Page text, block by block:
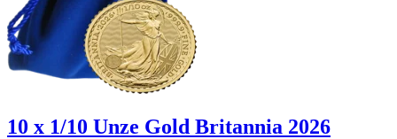
10 x 1/10 Unze Gold Britannia 2026